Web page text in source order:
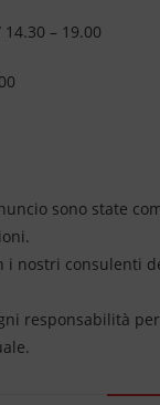
14.30 – 19.00
sono state
i nostri consulenti
responsabilità